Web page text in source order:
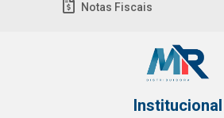
Notas Fiscais
Institucional